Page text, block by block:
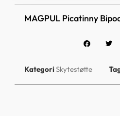
MAGPUL Picatinny
KategoriSkytestøtte